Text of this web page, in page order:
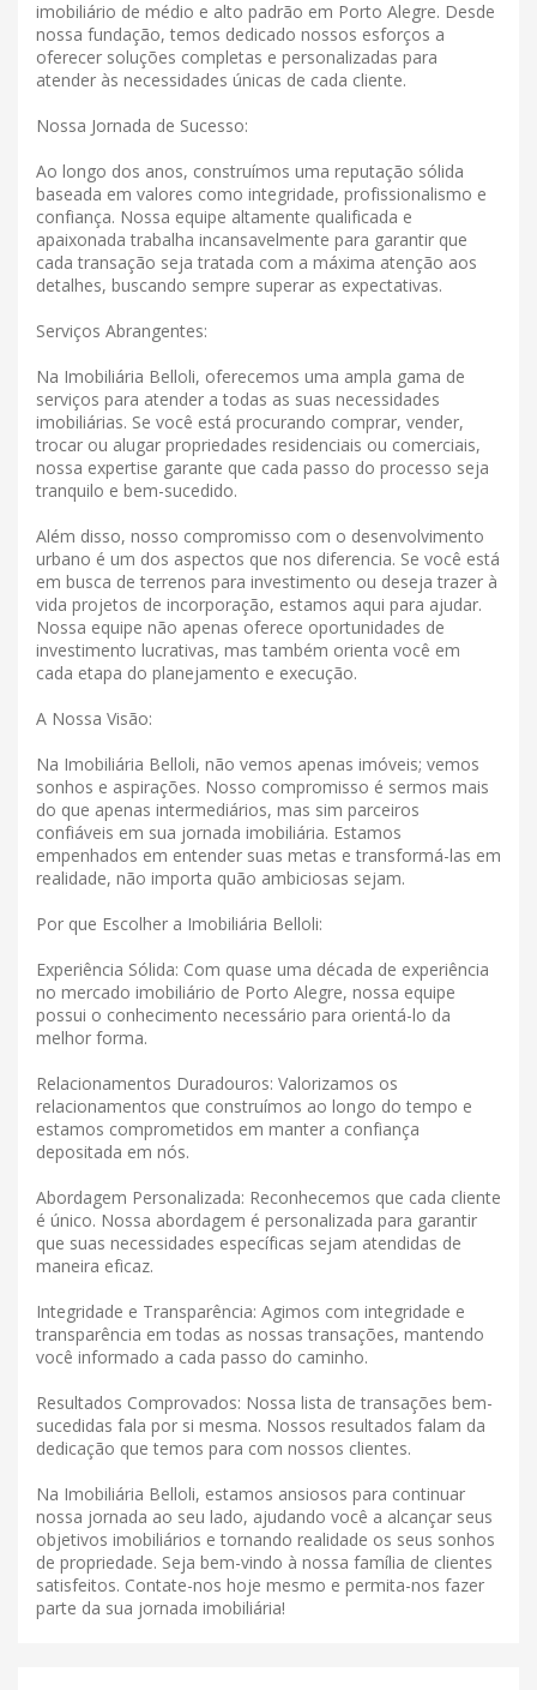
imobiliário de médio e alto padrão em Porto Alegre. Desde
nossa fundação, temos dedicado nossos esforços a
oferecer soluções completas e personalizadas para
atender às necessidades únicas de cada cliente.
Nossa Jornada de Sucesso:
Ao longo dos anos, construímos uma reputação sólida
baseada em valores como integridade, profissionalismo e
confiança. Nossa equipe altamente qualificada e
apaixonada trabalha incansavelmente para garantir que
cada transação seja tratada com a máxima atenção aos
detalhes, buscando sempre superar as expectativas.
Serviços Abrangentes:
Na Imobiliária Belloli, oferecemos uma ampla gama de
serviços para atender a todas as suas necessidades
imobiliárias. Se você está procurando comprar, vender,
trocar ou alugar propriedades residenciais ou comerciais,
nossa expertise garante que cada passo do processo seja
tranquilo e bem-sucedido.
Além disso, nosso compromisso com o desenvolvimento
urbano é um dos aspectos que nos diferencia. Se você está
em busca de terrenos para investimento ou deseja trazer à
vida projetos de incorporação, estamos aqui para ajudar.
Nossa equipe não apenas oferece oportunidades de
investimento lucrativas, mas também orienta você em
cada etapa do planejamento e execução.
A Nossa Visão:
Na Imobiliária Belloli, não vemos apenas imóveis; vemos
sonhos e aspirações. Nosso compromisso é sermos mais
do que apenas intermediários, mas sim parceiros
confiáveis ​​em sua jornada imobiliária. Estamos
empenhados em entender suas metas e transformá-las em
realidade, não importa quão ambiciosas sejam.
Por que Escolher a Imobiliária Belloli:
Experiência Sólida: Com quase uma década de experiência
no mercado imobiliário de Porto Alegre, nossa equipe
possui o conhecimento necessário para orientá-lo da
melhor forma.
Relacionamentos Duradouros: Valorizamos os
relacionamentos que construímos ao longo do tempo e
estamos comprometidos em manter a confiança
depositada em nós.
Abordagem Personalizada: Reconhecemos que cada cliente
é único. Nossa abordagem é personalizada para garantir
que suas necessidades específicas sejam atendidas de
maneira eficaz.
Integridade e Transparência: Agimos com integridade e
transparência em todas as nossas transações, mantendo
você informado a cada passo do caminho.
Resultados Comprovados: Nossa lista de transações bem-
sucedidas fala por si mesma. Nossos resultados falam da
dedicação que temos para com nossos clientes.
Na Imobiliária Belloli, estamos ansiosos para continuar
nossa jornada ao seu lado, ajudando você a alcançar seus
objetivos imobiliários e tornando realidade os seus sonhos
de propriedade. Seja bem-vindo à nossa família de clientes
satisfeitos. Contate-nos hoje mesmo e permita-nos fazer
parte da sua jornada imobiliária!